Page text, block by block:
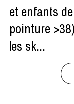
et enfants
pointure
les sk...